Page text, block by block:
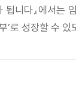
됩니다』에서
’로 성장할 수